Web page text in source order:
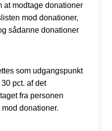
at modtage donationer
mod donationer,
sådanne donationer
som udgangspunkt
pct. af det
fra personen
donationer.